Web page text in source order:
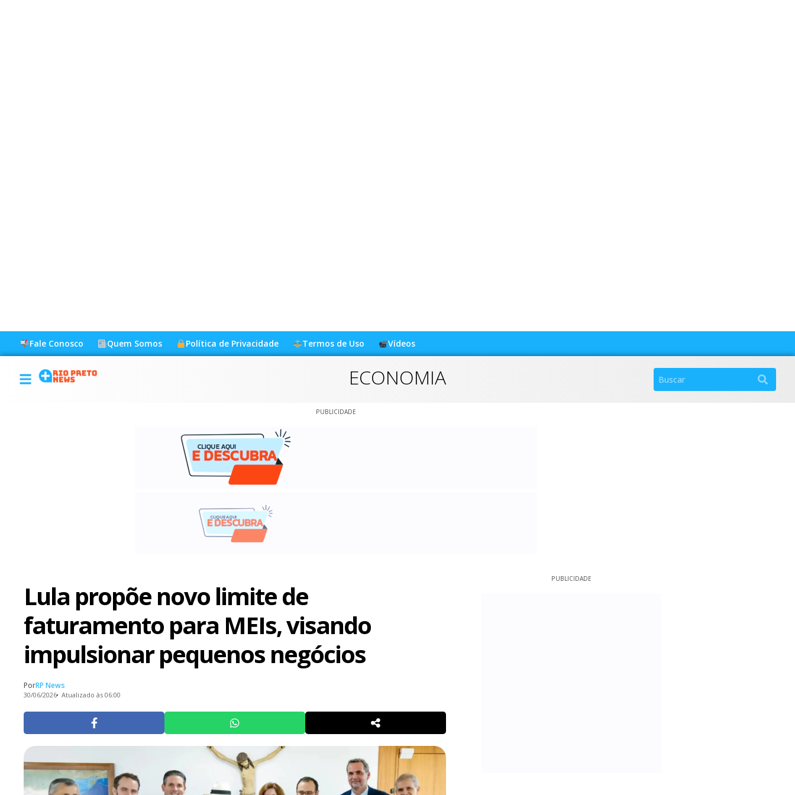
Fale Conosco Quem Somos Política de Privacidade Termos de Uso Vídeos
ECONOMIA
PUBLICIDADE
Lula propõe novo limite de
faturamento para MEIs, visando
impulsionar pequenos negócios
PorRP News
30/06/2026 Atualizado às 06:00
PUBLICIDADE